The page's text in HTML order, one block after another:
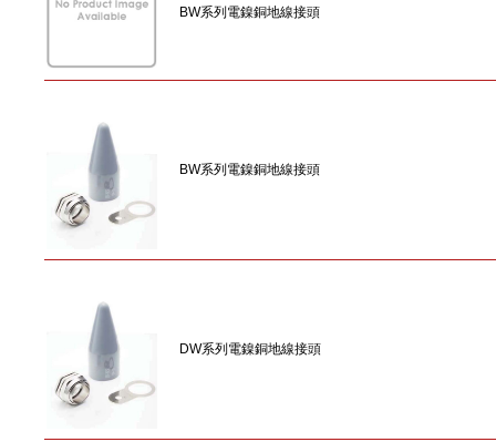
BW系列電鎳銅地線接頭
BW系列電鎳銅地線接頭
DW系列電鎳銅地線接頭